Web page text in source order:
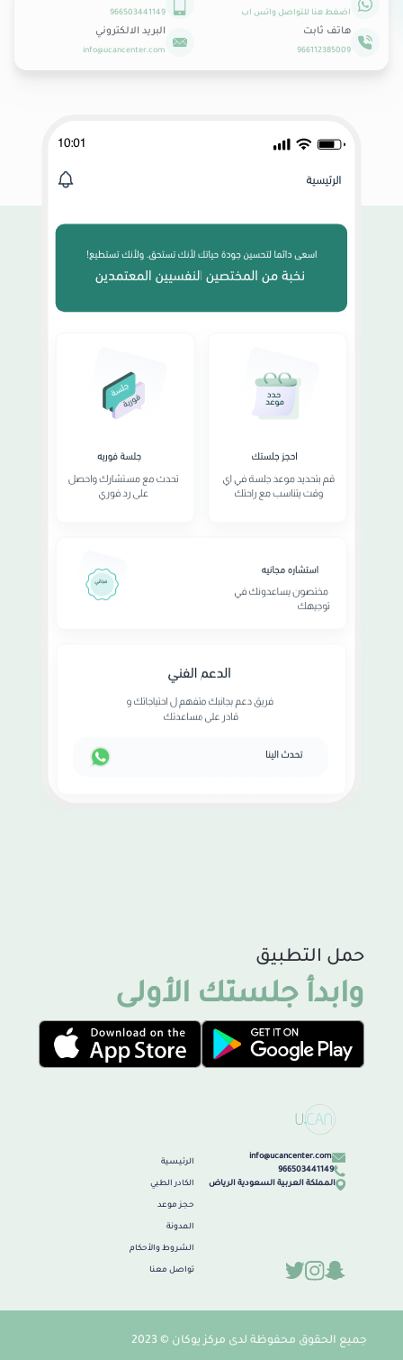
اضغط هنا للتواصل واتس اب 966503441149
هاتف ثابت
966112385009
البريد الالكتروني
info@ucancenter.com
info@ucancenter.com
966503441149
المملكة العربية السعودية الرياض
الرئيسية
الكادر الطبي
حجز موعد
المدونة
الشروط والأحكام
تواصل معنا
حمل التطبيق
وابدأ جلستك الأولى
جميع الحقوق محفوظة لدى مركز يوكان © 2023